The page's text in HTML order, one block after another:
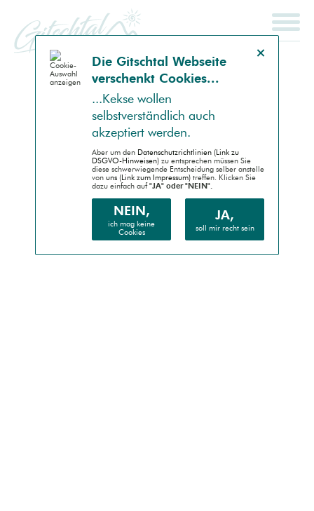
SCHNELLSUCHE
ENDGERÄT
Handheld (PDA)
Barrierefrei (AA)
Die Gitsch­tal Web­seite
ver­schenkt Coo­kies...
...Kek­se wollen
selbst­ver­ständlich auch
akzep­tiert werden.
Aber um den Daten­schutz­richtlinien (Link zu
DSGVO-Hinweisen) zu entsprechen müssen Sie
diese schwer­wiegende Entscheidung selber anstelle
von uns (Link zum Impressum) treffen. Klicken Sie
dazu einfach auf"JA" oder "NEIN".
NEIN,
ich mag keine
Cookies
JA,
soll mir recht sein